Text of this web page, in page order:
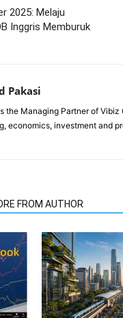
2025: Melaju
Inggris Memburuk
Pakasi
the Managing Partner of
economics, investment and
FROM AUTHOR